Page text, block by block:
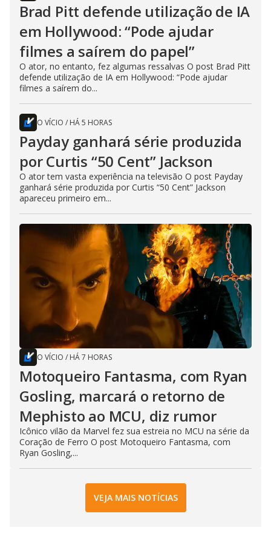
Brad Pitt defende utilização de IA
em Hollywood: “Pode ajudar
filmes a saírem do papel”
O ator, no entanto, fez algumas ressalvas O post Brad Pitt
defende utilização de IA em Hollywood: “Pode ajudar
filmes a saírem do...
O VÍCIO / HÁ 5 HORAS
Payday ganhará série produzida
por Curtis “50 Cent” Jackson
O ator tem vasta experiência na televisão O post Payday
ganhará série produzida por Curtis “50 Cent” Jackson
apareceu primeiro em...
O VÍCIO / HÁ 7 HORAS
Motoqueiro Fantasma, com Ryan
Gosling, marcará o retorno de
Mephisto ao MCU, diz rumor
Icônico vilão da Marvel fez sua estreia no MCU na série da
Coração de Ferro O post Motoqueiro Fantasma, com
Ryan Gosling,...
VEJA MAIS NOTÍCIAS